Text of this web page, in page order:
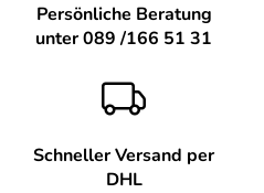
Persönliche Beratung
unter 089 /166 51 31
Schneller Versand per
DHL